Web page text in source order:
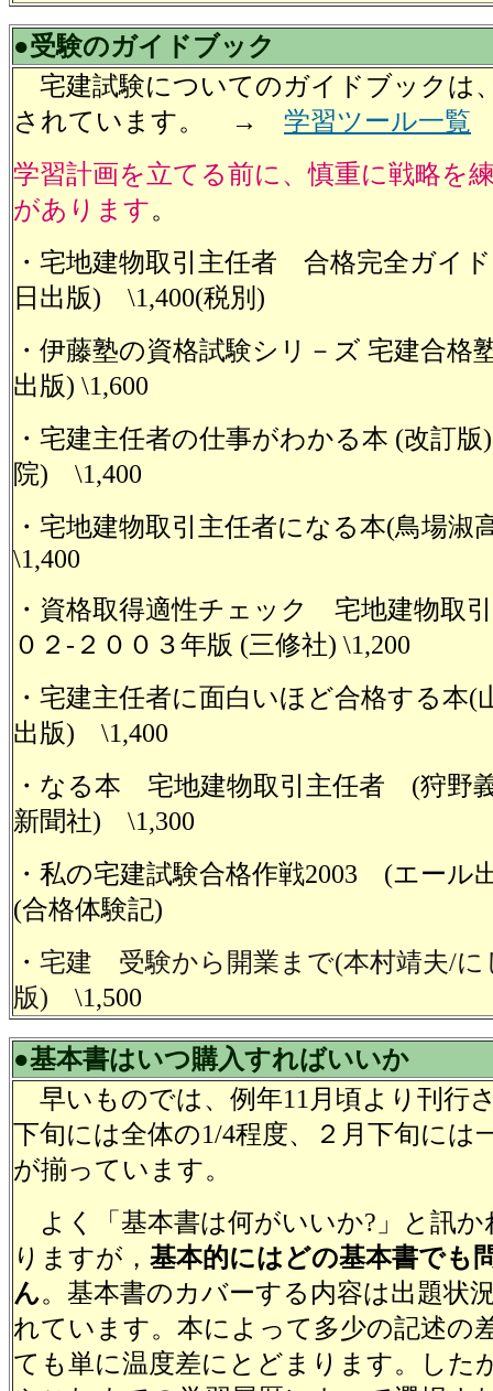
●受験のガイドブック
宅建試験についてのガイドブックは
されています。 → 学習ツール一覧
学習計画を立てる前に、慎重に戦略を
があります。
・宅地建物取引主任者 合格完全ガイ
日出版) \1,400(税別)
・伊藤塾の資格試験シリ－ズ 宅建合格
出版) \1,600
・宅建主任者の仕事がわかる本 (改訂
院) \1,400
・宅地建物取引主任者になる本(鳥場淑
\1,400
・資格取得適性チェック 宅地建物取
０２‐２００３年版 (三修社) \1,200
・宅建主任者に面白いほど合格する本(
出版) \1,400
・なる本 宅地建物取引主任者 (狩野
新聞社) \1,300
・私の宅建試験合格作戦2003 (エール
(合格体験記)
・ 宅建 受験から開業まで(本村靖夫/に
版) \1,500
●基本書はいつ購入すればいいか
早いものでは、例年11月頃より刊行
下旬には全体の1/4程度、２月下旬には
が揃っています。
よく「基本書は何がいいか?」と訊か
りますが， 基本的にはどの基本書でも
ん。基本書のカバーする内容は出題状
れています。本によって多少の記述の
ても単に温度差にとどまります。した